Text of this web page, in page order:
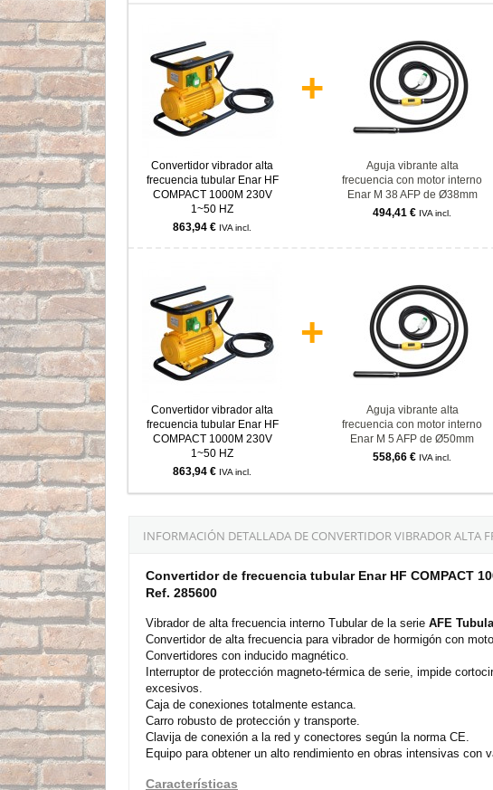
Convertidor vibrador alta
frecuencia tubular Enar HF
COMPACT 1000M 230V
1~50 HZ
863,94 € IVA incl.
+
Aguja vibrante alta
frecuencia con motor interno
Enar M 38 AFP de Ø38mm
494,41 € IVA incl.
Convertidor vibrador alta
frecuencia tubular Enar HF
COMPACT 1000M 230V
1~50 HZ
863,94 € IVA incl.
+
Aguja vibrante alta
frecuencia con motor interno
Enar M 5 AFP de Ø50mm
558,66 € IVA incl.
INFORMACIÓN DETALLADA DE CONVERTIDOR VIBRADOR ALTA
Convertidor de frecuencia tubular Enar HF COMPACT
Ref. 285600
Vibrador de alta frecuencia interno Tubular de la serie AFE
Convertidor de alta frecuencia para vibrador de hormigón con
Convertidores con inducido magnético.
Interruptor de protección magneto-térmica de serie, impide
excesivos.
Caja de conexiones totalmente estanca.
Carro robusto de protección y transporte.
Clavija de conexión a la red y conectores según la norma CE.
Equipo para obtener un alto rendimiento en obras intensivas con
Características